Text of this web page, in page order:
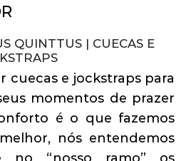
QUINTTUS | CUECAS E
cuecas e jockstraps para
momentos de prazer
é o que fazemos
nós entendemos